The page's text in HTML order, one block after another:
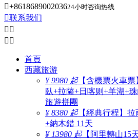
+861868900203624小时咨询热线
联系我们
 
 
首頁
西藏旅游
¥ 9980 起【含機票火車票
臥+拉薩+日喀则+羊湖+
旅遊拼團
¥ 8380 起【經典行程】拉
+納木錯 11天
¥ 13980 起【阿里轉山15